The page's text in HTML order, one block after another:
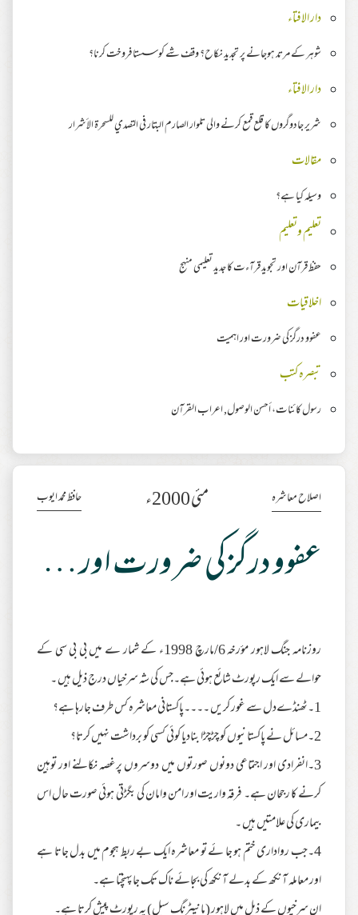
دار الافتاء
شوہر کے مرتد ہوجانے پر تجدید نکاح؟ وقف شے کو سستا فروخت کرنا؟
دار الافتاء
شریر جادوگروں کا قلع قمع کرنے والی تلوار الصارم البتار في التصدي للسحرة الأشرار
مقالات
وسیلہ کیا ہے؟
تعلیم وتعلیم
حفظ قرآن اور تجوید قرآءت کا جدید تعلیمی منہج
اخلاقیات
عفوو درگز کی ضرورت اور اہمیت
تبصرہ کتب
رسول کائنات، أحسن الوصول, اعراب القرآن
اصلاح معاشرہ مئی 2000ء حافظ محمد ایوب
عفوو درگز کی ضرورت اور اہمیت
روزنامہ جنگ لاہور مؤرخہ 6/مارچ 1998ء کے شمار ے میں بی بی سی کے
حوالے سے ایک رپورٹ شائع ہوئی ہے۔جس کی شہ سرخیاں درج ذیل ہیں ۔
1۔ٹھنڈےدل سے غور کریں ۔۔۔۔پاکستانی معاشرہ کس طرف جارہا ہے؟
2۔مسائل نے پاکستانیوں کو چڑچڑا بنادیا کوئی کسی کو برداشت نہیں کرتا؟
3۔انفرادی اور اجتماعی دونوں صورتوں میں دوسروں پرغصہ نکالنے اور توہین
کرنے کا رجحان ہے۔ فرقہ واریت اور امن وامان کی بگڑتی ہوئی صورت حال اس
بیماری کی علامتیں ہیں ۔
4۔جب رواداری ختم ہو جا ئے تو معاشرہ ایک بے ربط ہجوم میں بدل جاتا ہے
اور معاملہ آنکھ کے بدلے آنکھ کی بجائے ناک تک جاپہنچتا ہے۔
ان سرخیوں کے ذیل میں لاہور (مانیٹرنگ سیل) یہ رپورٹ پیش کرتا ہے۔